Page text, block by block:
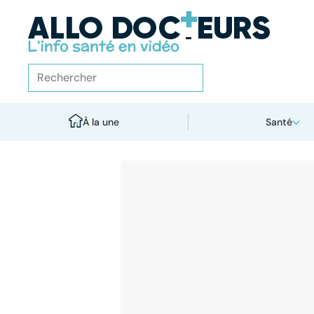
À la une Santé